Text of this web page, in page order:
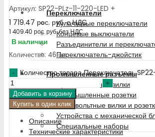
Переключатели
Кулачковые переключатели
Концевые выключатели
Разъединители и
Переключатель-джойстик
Промышленные разъемы
Промышленные вилки
Промышленные розетки
Низковольтные вилки и
Устройства с механической
Специальные наборы
Артикул: SP22-PLz-11-220-LED +
1 719.47 рос. руб.с НДС
1 409.40 рос. руб.без НДС
В наличии
Количество: 46 шт.
Количество товара Переключатель
Добавить в корзину
Купить в один клик
Описание
Технические характеристики